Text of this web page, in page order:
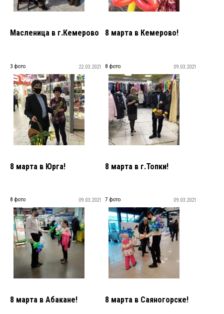
Масленица в г.Кемерово
22.03.2021
3 фото
8 марта в Кемерово!
09.03.2021
8 фото
8 марта в Юрга!
09.03.2021
8 фото
8 марта в г.Топки!
09.03.2021
7 фото
8 марта в Абакане! 8 марта в Саяногорске!